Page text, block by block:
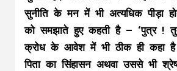
सुनीति के मन में भी अत्यधिक पीड़ा
को समझाते हुए कहती है – ‘पुत्र !
क्रोध के आवेश में भी ठीक ही कहा
पिता का सिंहासन अथवा उससे भी